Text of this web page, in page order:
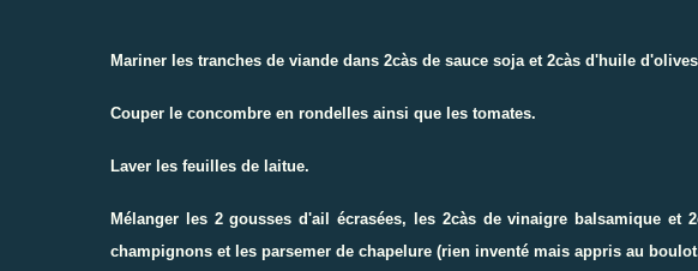
Mariner les tranches de viande dans 2càs de sauce soja et 2càs d'huile
Couper le concombre en rondelles ainsi que les tomates.
Laver les feuilles de laitue.
Mélanger les 2 gousses d'ail écrasées, les 2càs de vinaigre balsamique et
champignons et les parsemer de chapelure (rien inventé mais appris au boulot